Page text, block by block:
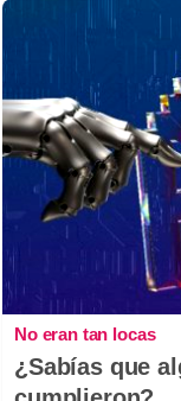
No eran tan locas
¿Sabías que